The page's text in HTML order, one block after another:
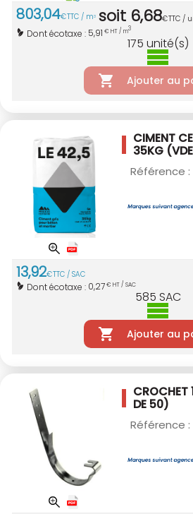
803,04€TTC / m3 soit 6,68€TTC /
Dont écotaxe : 5,91 € HT / m3
175 unité(s)
Ajouter au
CIMENT
35KG
Référence :
13,92€TTC / SAC
Dont écotaxe : 0,27€ HT / SAC
585 SAC
Ajouter au
CROCHET
DE 50)
Référence :